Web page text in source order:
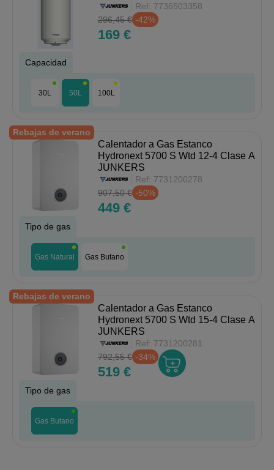
Ref: 7736503358
296,45 € -42%
169 €
Capacidad
30L 50L 100L
Rebajas de verano
Calentador a Gas Estanco
Hydronext 5700 S Wtd 12-4 Clase A
JUNKERS
Ref: 7731200278
907,50 € -50%
449 €
Tipo de gas
Gas Natural Gas Butano
Rebajas de verano
Calentador a Gas Estanco
Hydronext 5700 S Wtd 15-4 Clase A
JUNKERS
Ref: 7731200281
792,55 € -34%
519 €
Tipo de gas
Gas Butano